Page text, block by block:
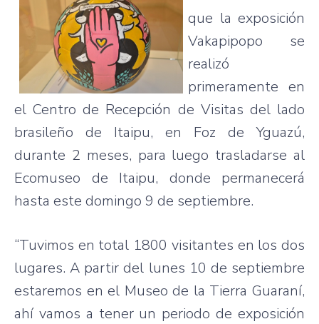
que la exposición
Vakapipopo se
realizó
primeramente en
el Centro de Recepción de Visitas del lado
brasileño de Itaipu, en Foz deYguazú,
durante 2 meses, para luego trasladarse al
Ecomuseo de Itaipu, donde
permanecerá
hasta este domingo 9 de septiembre.
“Tuvimos en total 1800 visitantes en los dos
lugares. A partir del lunes 10 de septiembre
estaremos en el Museo de la TierraGuaraní,
ahí vamos a tenerun periodo deexposición